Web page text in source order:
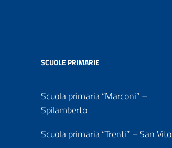
SCUOLE PRIMARIE
Scuola primaria “Marconi” –
Spilamberto
Scuola primaria “Trenti” – San Vito